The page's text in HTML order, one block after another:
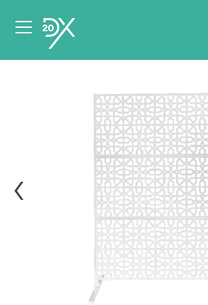
dates de votre
événement.
Choisir mes dates